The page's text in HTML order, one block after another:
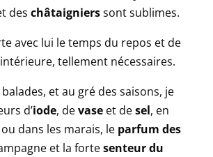
des châtaignierssont sublimes.
avec lui le temps du repos et de
tellement nécessaires.
et au gré des saisons, je
d’iode, devaseet desel, en
dans les marais, le parfum des
et la fortesenteur du